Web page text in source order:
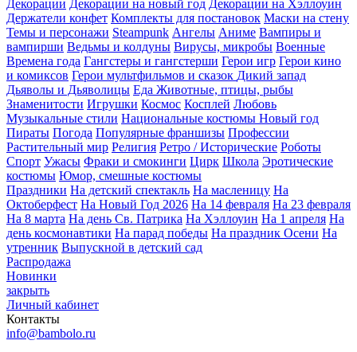
Декорации Декорации на новый год Декорации на Хэллоуин
Держатели конфет Комплекты для постановок Маски на стену
Темы и персонажи Steampunk Ангелы Аниме Вампиры и
вампирши Ведьмы и колдуны Вирусы, микробы Военные
Времена года Гангстеры и гангстерши Герои игр Герои кино
и комиксов Герои мультфильмов и сказок Дикий запад
Дьяволы и Дьяволицы Еда Животные, птицы, рыбы
Знаменитости Игрушки Космос Косплей Любовь
Музыкальные стили Национальные костюмы Новый год
Пираты Погода Популярные франшизы Профессии
Растительный мир Религия Ретро / Исторические Роботы
Спорт Ужасы Фраки и смокинги Цирк Школа Эротические
костюмы Юмор, смешные костюмы
Праздники На детский спектакль На масленицу На
Октоберфест На Новый Год 2026 На 14 февраля На 23 февраля
На 8 марта На день Св. Патрика На Хэллоуин На 1 апреля На
день космонавтики На парад победы На праздник Осени На
утренник Выпускной в детский сад
Распродажа
Новинки
закрыть
Личный кабинет
Контакты
info@bambolo.ru